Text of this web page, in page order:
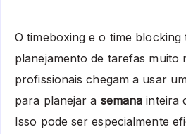
O timeboxing e o time blocking
planejamento de tarefas muito
profissionais chegam a usar
para planejar a semanainteira
Isso pode ser especialmente